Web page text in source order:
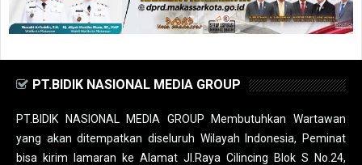
PT.BIDIK NASIONAL MEDIA GROUP
PT.BIDIK NASIONAL MEDIA GROUP Membutuhkan Wartawan
yang akan ditempatkan diseluruh Wilayah Indonesia, Peminat
bisa kirim lamaran ke Alamat Jl.Raya Cilincing Blok S No.24,